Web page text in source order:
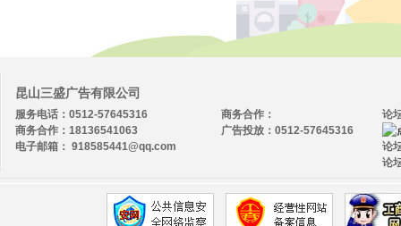
昆山三盛广告有限公司
服务电话：0512-57645316
商务合作：18136541063
电子邮箱： 918585441@qq.com
论
论
论
商务合作：
广告投放：0512-57645316